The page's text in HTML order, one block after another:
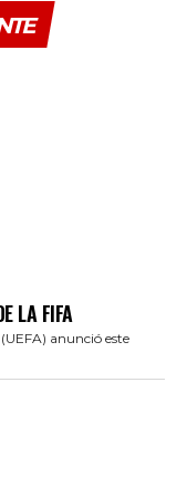
LA FIFA
anunció este